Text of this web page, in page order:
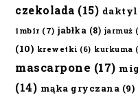
czekolada (15)
imbir (7) jabłka (8) jarmuż
(10) krewetki (6) kurkuma
mascarpone (17)
(14) mąka gryczana (9)